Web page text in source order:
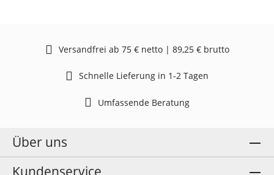
Versandfrei ab 75 € netto | 89,25 € brutto
Schnelle Lieferung in 1-2 Tagen
Umfassende Beratung
Über uns
Kundenservice